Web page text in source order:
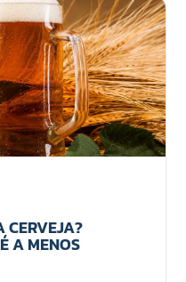
CERVEJA?
A MENOS